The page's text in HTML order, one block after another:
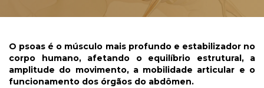
O psoas é o músculo mais profundo e estabilizador no
corpo humano, afetando o equilíbrio estrutural, a
amplitude do movimento, a mobilidade articular e o
funcionamento dos órgãos do abdômen.